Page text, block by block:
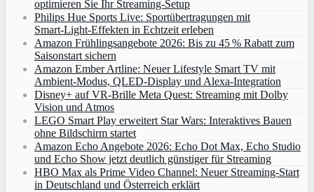
optimieren Sie Ihr Streaming-Setup
Philips Hue Sports Live: Sportübertragungen mit
Smart‑Light‑Effekten in Echtzeit erleben
Amazon Frühlingsangebote 2026: Bis zu 45 % Rabatt zum
Saisonstart sichern
Amazon Ember Artline: Neuer Lifestyle Smart TV mit
Ambient‑Modus, QLED‑Display und Alexa‑Integration
Disney+ auf VR-Brille Meta Quest: Streaming mit Dolby
Vision und Atmos
LEGO Smart Play erweitert Star Wars: Interaktives Bauen
ohne Bildschirm startet
Amazon Echo Angebote 2026: Echo Dot Max, Echo Studio
und Echo Show jetzt deutlich günstiger für Streaming
HBO Max als Prime Video Channel: Neuer Streaming‑Start
in Deutschland und Österreich erklärt